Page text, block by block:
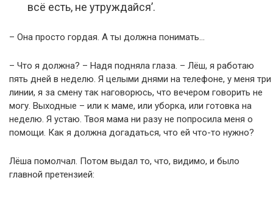
всё есть, не утруждайся’.
– Она просто гордая. А ты должна понимать…
– Что я должна? – Надя подняла глаза. – Лёш, я работаю
пять дней в неделю. Я целыми днями на телефоне, у меня три
линии, я за смену так наговорюсь, что вечером говорить не
могу. Выходные – или к маме, или уборка, или готовка на
неделю. Я устаю. Твоя мама ни разу не попросила меня о
помощи. Как я должна догадаться, что ей что-то нужно?
Лёша помолчал. Потом выдал то, что, видимо, и было
главной претензией: